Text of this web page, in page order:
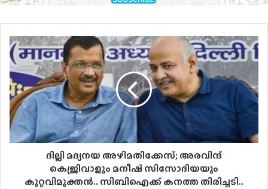
ദില്ലി
മദ്യനയ
അഴിമതിക്കേസ്;
അരവിന്ദ്
കെജ്രിവാളും
മനീഷ്
സിസോദിയയും
കുറ്റവിമുക്തന്‍..
സിബിഐക്ക്
ദില്ലി മദ്യനയ അഴിമതിക്കേസ്; അരവിന്ദ്
കെജ്രിവാളും മനീഷ് സിസോദിയയും
കുറ്റവിമുക്തന്‍.. സിബിഐക്ക് കനത്ത തിരിച്ചടി..